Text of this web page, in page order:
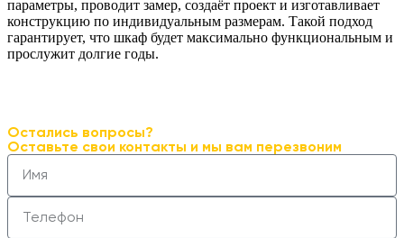
параметры, проводит замер, создаёт проект и изготавливает
конструкцию по индивидуальным размерам. Такой подход
гарантирует, что шкаф будет максимально функциональным и
прослужит долгие годы.
Остались вопросы?
Оставьте свои контакты и мы вам перезвоним